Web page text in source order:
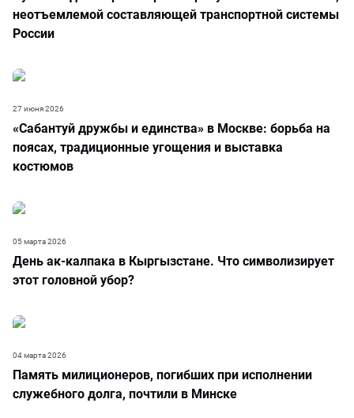
неотъемлемой составляющей транспортной системы
России
«Сабантуй дружбы и единства» в Москве: борьба на
поясах, традиционные угощения и выставка
костюмов
27 июня 2026
День ак-калпака в Кыргызстане. Что символизирует
этот головной убор?
05 марта 2026
Память милиционеров, погибших при исполнении
служебного долга, почтили в Минске
04 марта 2026